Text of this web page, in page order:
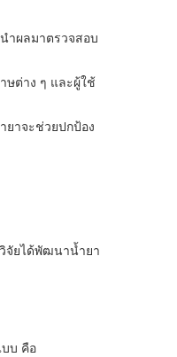
ำผลมาตรวจสอบ
ษต่าง ๆ และผู้ใช้
ยาจะช่วยปกป้อง
จัยได้พัฒนาน้ำยา
บ คือ